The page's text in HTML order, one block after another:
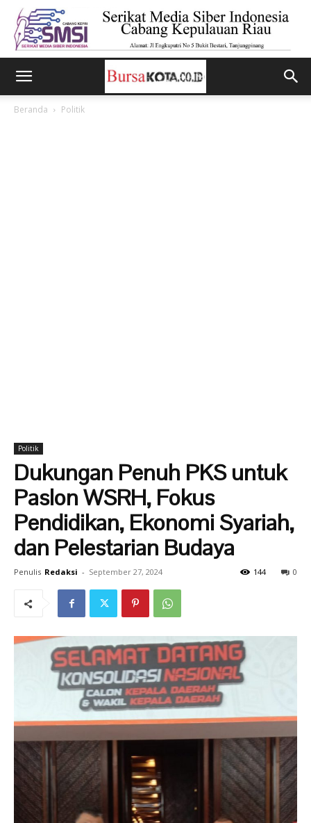
Beranda Politik
Politik
Dukungan Penuh PKS untuk
Paslon WSRH, Fokus
Pendidikan, Ekonomi Syariah,
dan Pelestarian Budaya
Penulis Redaksi - September 27, 2024 0
144